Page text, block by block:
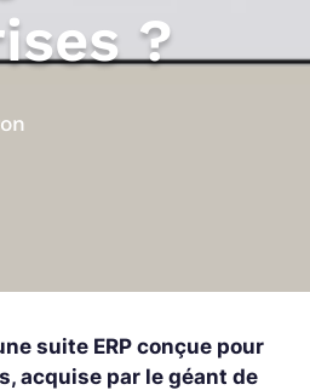
?
suite ERP conçue pour
acquise par le géant de